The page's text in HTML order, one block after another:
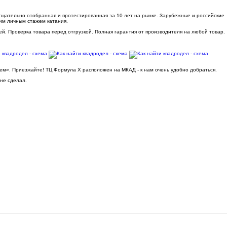
отобранная и протестированная за 10 лет на рынке. Зарубежные и российские
личным стажем катания.
товара перед отгрузкой. Полная гарантия от производителя на любой товар.
Приезжайте! ТЦ Формула Х расположен на МКАД - к нам очень удобно добраться.
сделал.